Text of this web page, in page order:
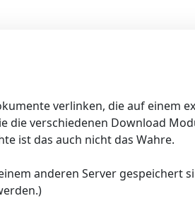
verlinken, die auf einem
verschiedenen Download
ist das auch nicht das Wahre.
anderen Server